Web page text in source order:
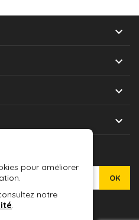




pour améliorer
notre
.